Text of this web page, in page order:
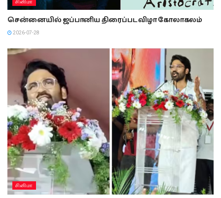
சினிமா
சென்னையில் ஜப்பானிய திரைப்பட விழா கோலாகலம்
2026-07-28
சினிமா